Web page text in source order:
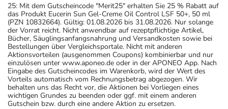
25: Mit dem Gutscheincode "Merit25" erhalten Sie 25 % Rabatt auf
das Produkt Eucerin Sun Gel-Creme Oil Control LSF 50+, 50 ml
(PZN 10832664). Gültig: 01.08.2026 bis 31.08.2026. Nur solange
der Vorrat reicht. Nicht anwendbar auf rezeptpflichtige Artikel,
Bücher, Säuglingsanfangsnahrung und Versandkosten sowie bei
Bestellungen über Vergleichsportale. Nicht mit anderen
Aktionsvorteilen (ausgenommen Coupons) kombinierbar und nur
einzulösen unter www.aponeo.de oder in der APONEO App. Nach
Eingabe des Gutscheincodes im Warenkorb, wird der Wert des
Vorteils automatisch vom Rechnungsbetrag abgezogen. Wir
behalten uns das Recht vor, die Aktionen bei Vorliegen eines
wichtigen Grundes zu beenden oder ggf. mit einem anderen
Gutschein bzw. durch eine andere Aktion zu ersetzen.